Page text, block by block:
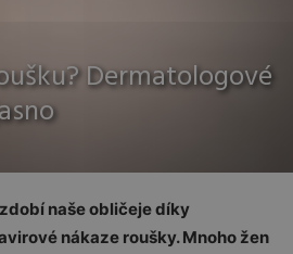
Dermatologové
naše obličeje díky
nákaze roušky. Mnoho žen